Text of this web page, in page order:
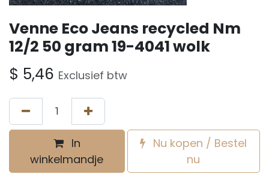
Venne Eco Jeans recycled Nm
12/2 50 gram 19-4041 wolk
$ 5,46 Exclusief btw
In
winkelmandje
Nu kopen / Bestel
nu